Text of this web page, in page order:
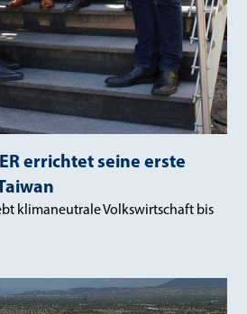
errichtet seine erste
klimaneutrale Volkswirtschaft bis